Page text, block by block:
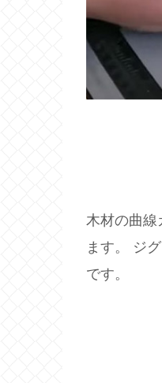
木材の曲線
ます。 ジ
です。